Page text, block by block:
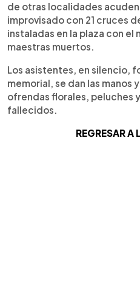
de otras localidades
improvisado con 21 cruces
instaladas en la plaza con el
maestras muertos.
Los asistentes, en silencio,
memorial, se dan las manos
ofrendas florales, peluches
fallecidos.
REGRESAR A